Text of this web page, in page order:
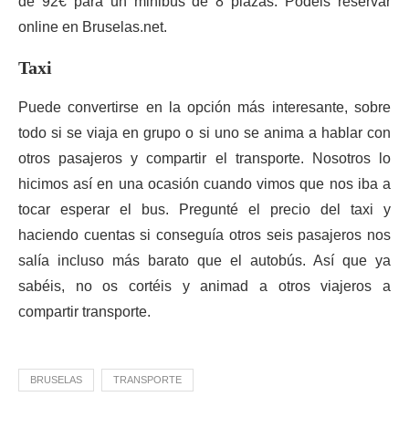
online en Bruselas.net.
Taxi
Puede convertirse en la opción más interesante, sobre
todo si se viaja en grupo o si uno se anima a hablar con
otros pasajeros y compartir el transporte. Nosotros lo
hicimos así en una ocasión cuando vimos que nos iba a
tocar esperar el bus. Pregunté el precio del taxi y
haciendo cuentas si conseguía otros seis pasajeros nos
salía incluso más barato que el autobús. Así que ya
sabéis, no os cortéis y animad a otros viajeros a
compartir transporte.
BRUSELAS TRANSPORTE